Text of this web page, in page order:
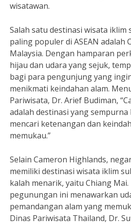
wisatawan.
Salah satu destinasi wisata
paling populer di ASEAN adalah
Malaysia. Dengan hamparan
hijau dan udara yang sejuk,
bagi para pengunjung yang
menikmati keindahan alam.
Pariwisata, Dr. Arief Budiman,
adalah destinasi yang
mencari ketenangan dan
memukau.”
Selain Cameron Highlands,
memiliki destinasi wisata iklim
kalah menarik, yaitu Chiang
pegunungan ini menawarkan
pemandangan alam yang
Dinas Pariwisata Thailand, Dr.